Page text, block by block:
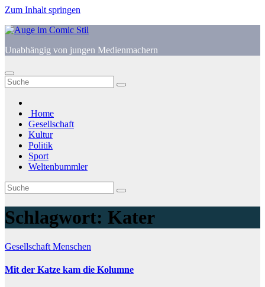
Zum Inhalt springen
Unabhängig von jungen Medienmachern
Home
Gesellschaft
Kultur
Politik
Sport
Weltenbummler
Schlagwort: Kater
Gesellschaft Menschen
Mit der Katze kam die Kolumne